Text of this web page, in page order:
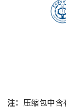
注： 压缩包中含